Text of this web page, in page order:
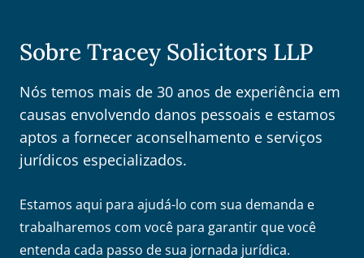
Sobre Tracey Solicitors LLP
Nós temos mais de 30 anos de experiência em
causas envolvendo danos pessoais e estamos
aptos a fornecer aconselhamento e serviços
jurídicos especializados.
Estamos aqui para ajudá-lo com sua demanda e
trabalharemos com você para garantir que você
entenda cada passo de sua jornada jurídica.